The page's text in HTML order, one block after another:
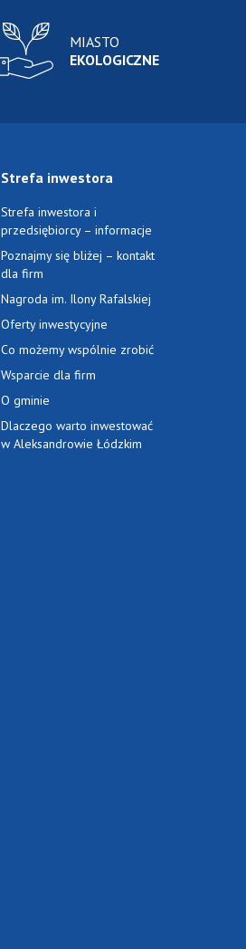
MIASTO
EKOLOGICZNE
Strefa inwestora
Strefa inwestora i
przedsiębiorcy – informacje
Poznajmy się bliżej – kontakt
dla firm
Nagroda im. Ilony Rafalskiej
Oferty inwestycyjne
Co możemy wspólnie zrobić
Wsparcie dla firm
O gminie
Dlaczego warto inwestować
w Aleksandrowie Łódzkim